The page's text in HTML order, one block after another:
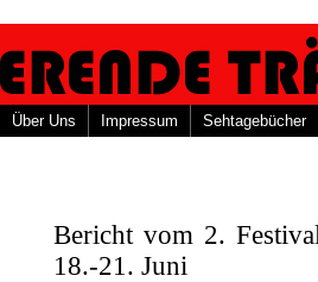
Über Uns Impressum Sehtagebücher
Bericht vom 2.
18.-21. Juni